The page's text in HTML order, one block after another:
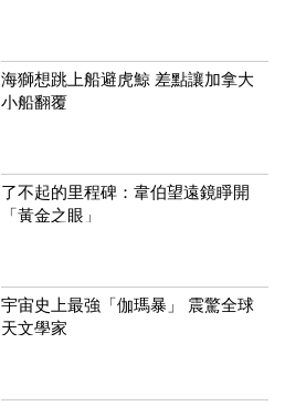
海獅想跳上船避虎鯨 差點讓加拿大
小船翻覆
了不起的里程碑：韋伯望遠鏡睜開
「黃金之眼」
宇宙史上最強「伽瑪暴」 震驚全球
天文學家